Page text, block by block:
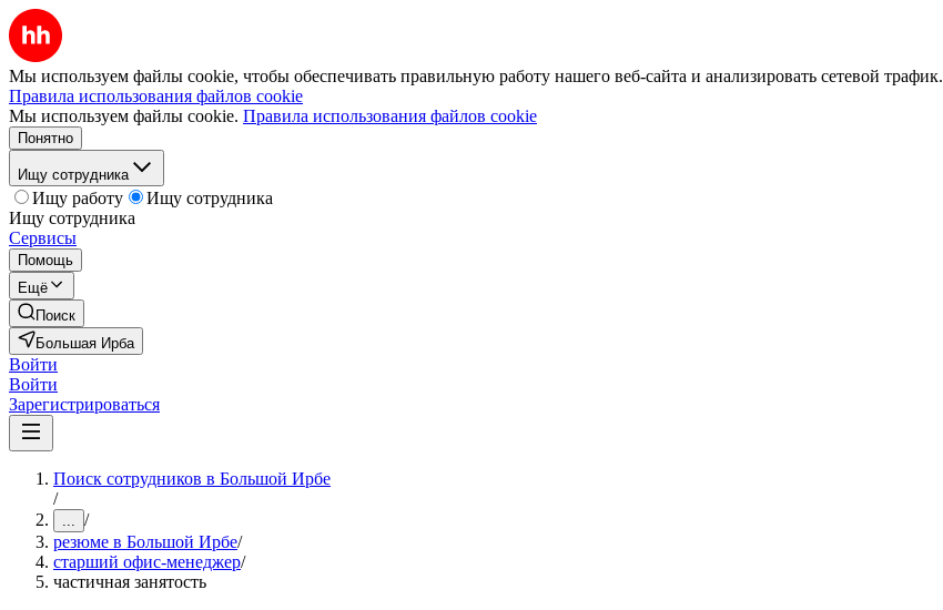
Мы используем файлы cookie, чтобы обеспечивать правильную работу нашего веб-сайта и анализировать сетевой трафик.
Правила использования файлов cookie
Мы используем файлы cookie. Правила использования файлов cookie
Понятно
Ищу сотрудника
Ищу работу
Ищу сотрудника
Ищу сотрудника
Сервисы
Помощь
Ещё
Поиск
Большая Ирба
Войти
Войти
Зарегистрироваться
Поиск сотрудников в Большой Ирбе
/
... /
резюме в Большой Ирбе/
старший офис-менеджер/
частичная занятость